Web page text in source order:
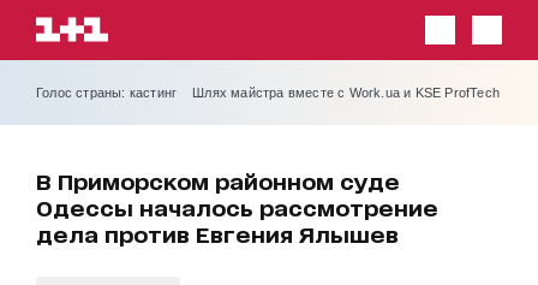
Голос страны: кастинг Шлях майстра вместе с Work.ua и KSE ProfTech
В Приморском районном суде
Одессы началось рассмотрение
дела против Евгения Ялышев